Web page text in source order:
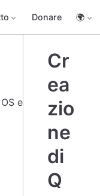
Donare 🌍
e
Cr
ea
zio
ne
di
Q